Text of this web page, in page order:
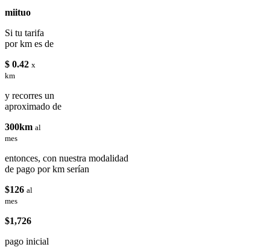
miituo
Si tu tarifa
por km es de
$ 0.42 x
km
y recorres un
aproximado de
300km al
mes
entonces, con nuestra modalidad
de pago por km serían
$126 al
mes
$1,726
pago inicial